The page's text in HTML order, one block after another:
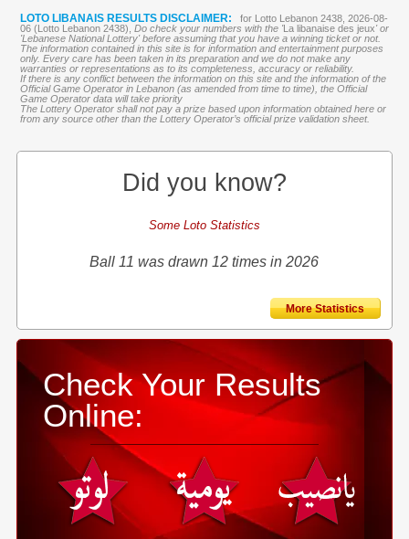
LOTO LIBANAIS RESULTS DISCLAIMER:
for Lotto Lebanon 2438, 2026-08-
06 (Lotto Lebanon 2438), Do check your numbers with the 'La libanaise des jeux' or
'Lebanese National Lottery' before assuming that you have a winning ticket or not.
The information contained in this site is for information and entertainment purposes
only. Every care has been taken in its preparation and we do not make any
warranties or representations as to its completeness, accuracy or reliability.
If there is any conflict between the information on this site and the information of the
Official Game Operator in Lebanon (as amended from time to time), the Official
Game Operator data will take priority
The Lottery Operator shall not pay a prize based upon information obtained here or
from any source other than the Lottery Operator’s official prize validation sheet.
Did you know?
Some Loto Statistics
Ball 11 was drawn 12 times in 2026
More Statistics
Check Your Results
Online: